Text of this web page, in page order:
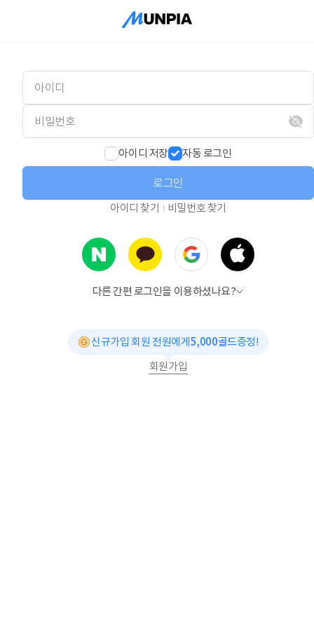
아이디 저장 자동 로그인
로그인
아이디 찾기 비밀번호 찾기
다른 간편 로그인을 이용하셨나요?
신규가입 회원 전원에게5,000골드증정!
회원가입